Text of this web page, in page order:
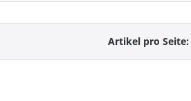
Artikel pro Seite: